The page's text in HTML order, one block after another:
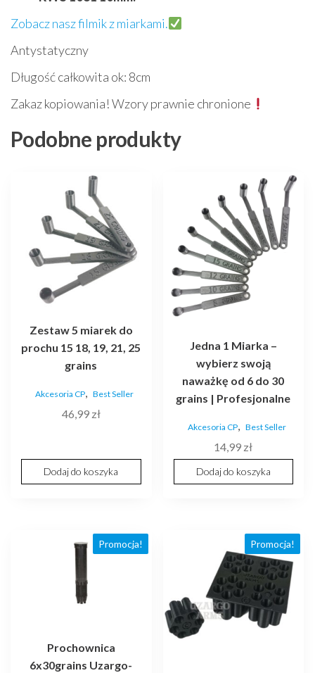
Zobacz nasz filmik z miarkami.
Antystatyczny
Długość całkowita ok: 8cm
Zakaz kopiowania! Wzory prawnie chronione
Podobne produkty
Zestaw 5 miarek do
prochu 15 18, 19, 21, 25
grains
Akcesoria CP, Best Seller
46,99 zł
Dodaj do koszyka
Jedna 1 Miarka –
wybierz swoją
naważkę od 6 do 30
grains | Profesjonalne
Akcesoria CP, Best Seller
14,99 zł
Dodaj do koszyka
Promocja!
Prochownica
6x30grains Uzargo-
Promocja!